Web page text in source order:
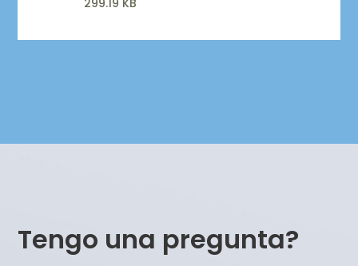
Tengo una pregunta?